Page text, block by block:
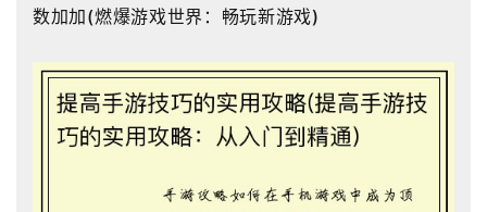
数加加(燃爆游戏世界：畅玩新游戏)